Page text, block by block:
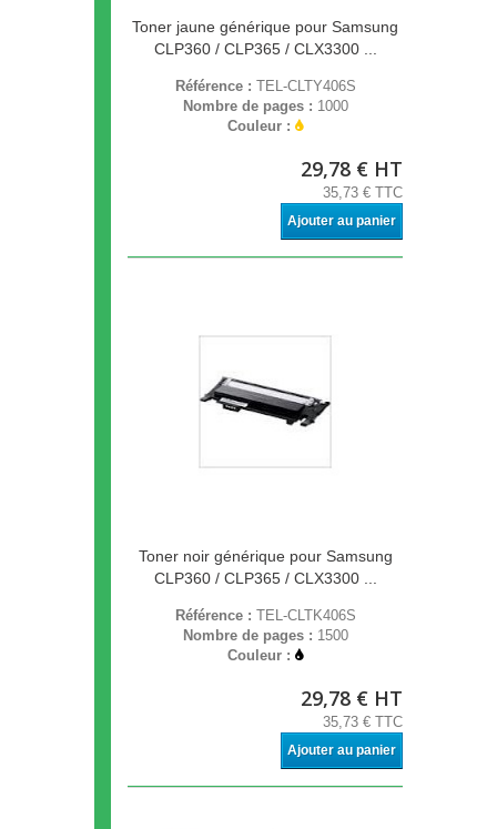
Toner jaune générique pour Samsung
CLP360 / CLP365 / CLX3300 ...
Référence : TEL-CLTY406S
Nombre de pages : 1000
Couleur :
29,78 € HT
35,73 € TTC
Ajouter au panier
Toner noir générique pour Samsung
CLP360 / CLP365 / CLX3300 ...
Référence : TEL-CLTK406S
Nombre de pages : 1500
Couleur :
29,78 € HT
35,73 € TTC
Ajouter au panier